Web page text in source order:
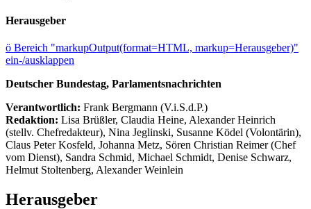
Herausgeber
ö Bereich "markupOutput(format=HTML, markup=Herausgeber)"
ein-/ausklappen
Deutscher Bundestag, Parlamentsnachrichten
Verantwortlich: Frank Bergmann (V.i.S.d.P.)
Redaktion: Lisa Brüßler, Claudia Heine, Alexander Heinrich
(stellv. Chefredakteur), Nina Jeglinski, Susanne Ködel (Volontärin),
Claus Peter Kosfeld, Johanna Metz, Sören Christian Reimer (Chef
vom Dienst), Sandra Schmid, Michael Schmidt, Denise Schwarz,
Helmut Stoltenberg, Alexander Weinlein
Herausgeber